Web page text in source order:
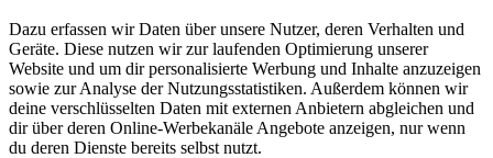
Dazu erfassen wir Daten über unsere Nutzer, deren Verhalten und
Geräte. Diese nutzen wir zur laufenden Optimierung unserer
Website und um dir personalisierte Werbung und Inhalte anzuzeigen
sowie zur Analyse der Nutzungsstatistiken. Außerdem können wir
deine verschlüsselten Daten mit externen Anbietern abgleichen und
dir über deren Online-Werbekanäle Angebote anzeigen, nur wenn
du deren Dienste bereits selbst nutzt.